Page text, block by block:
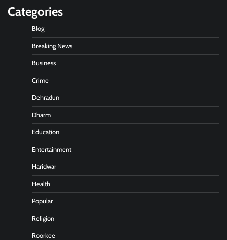
Categories
Blog
Breaking News
Business
Crime
Dehradun
Dharm
Education
Entertainment
Haridwar
Health
Popular
Religion
Roorkee